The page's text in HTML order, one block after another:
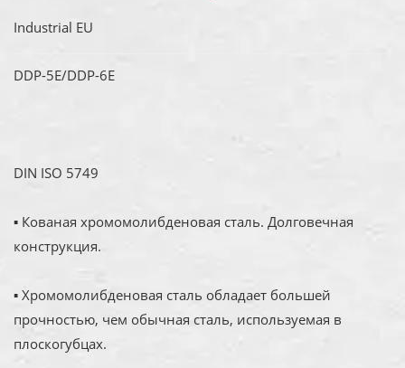
Industrial EU
DDP-5E/DDP-6E
DIN ISO 5749
▪ Кованая хромомолибденовая сталь. Долговечная
конструкция.
▪ Хромомолибденовая сталь обладает большей
прочностью, чем обычная сталь, используемая в
плоскогубцах.